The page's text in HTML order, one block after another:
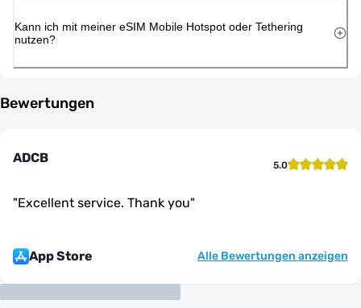
Kann ich mit meiner eSIM Mobile Hotspot oder Tethering
nutzen?
Bewertungen
ADCB 5.0
"Excellent service. Thank you"
App Store Alle Bewertungen anzeigen